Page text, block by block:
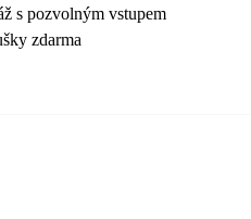
s pozvolným vstupem
zdarma